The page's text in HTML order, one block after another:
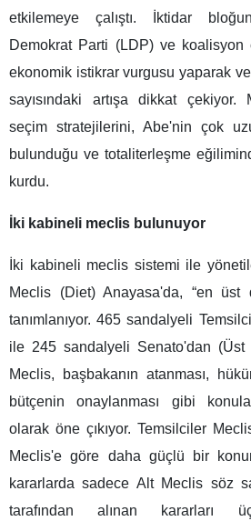
etkilemeye çalıştı. İktidar
Demokrat Parti (LDP) ve koalisyon
ekonomik istikrar vurgusu yaparak
sayısındaki artışa dikkat
seçim stratejilerini, Abe'nin çok
bulunduğu ve totaliterleşme
kurdu.
İki kabineli meclis bulunuyor
İki kabineli meclis sistemi ile
Meclis (Diet) Anayasa'da, “en üst
tanımlanıyor. 465 sandalyeli
ile 245 sandalyeli Senato'dan (Üst
Meclis, başbakanın atanması,
bütçenin onaylanması gibi
olarak öne çıkıyor. Temsilciler
Meclis'e göre daha güçlü bir
kararlarda sadece Alt Meclis söz
tarafından alınan kararları